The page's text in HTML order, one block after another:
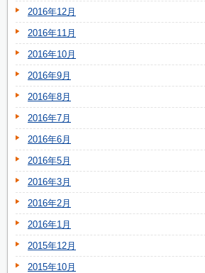
2016年12月
2016年11月
2016年10月
2016年9月
2016年8月
2016年7月
2016年6月
2016年5月
2016年3月
2016年2月
2016年1月
2015年12月
2015年10月